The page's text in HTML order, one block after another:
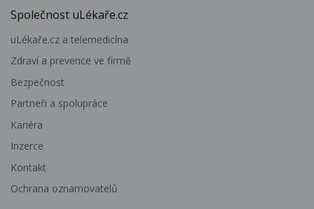
Společnost uLékaře.cz
uLékaře.cz a telemedicína
Zdraví a prevence ve firmě
Bezpečnost
Partneři a spolupráce
Kariéra
Inzerce
Kontakt
Ochrana oznamovatelů